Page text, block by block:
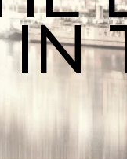
IN